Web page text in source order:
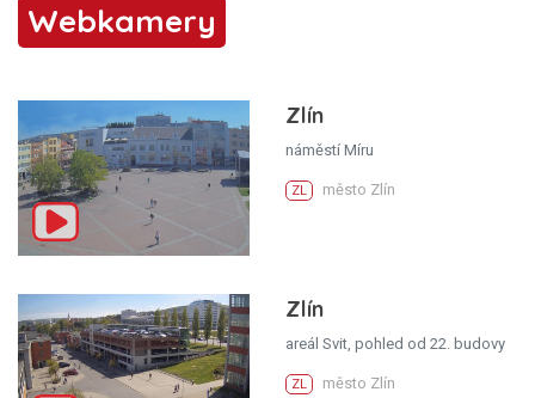
Webkamery
Zlín
náměstí Míru
ZL město Zlín
Zlín
areál Svit, pohled od 22. budovy
ZL město Zlín